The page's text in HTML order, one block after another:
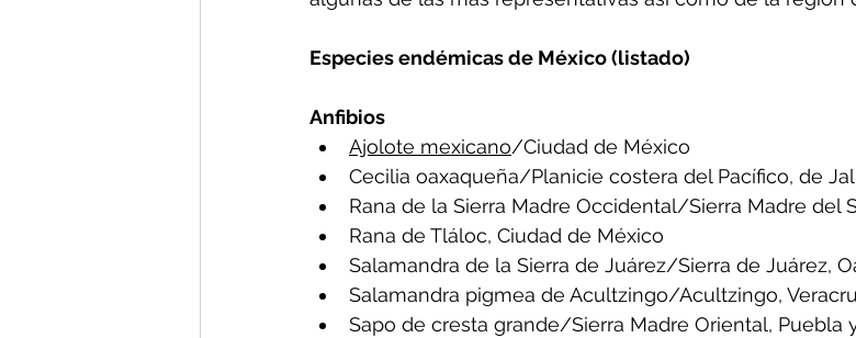
Especies endémicas de México (listado)
Anfibios
Ajolote mexicano/Ciudad de México
Cecilia oaxaqueña/Planicie costera del Pacífico, de
Rana de la Sierra Madre Occidental/Sierra Madre del
Rana de Tláloc, Ciudad de México
Salamandra de la Sierra de Juárez/Sierra de Juárez,
Salamandra pigmea de Acultzingo/Acultzingo,
Sapo de cresta grande/Sierra Madre Oriental, Puebla